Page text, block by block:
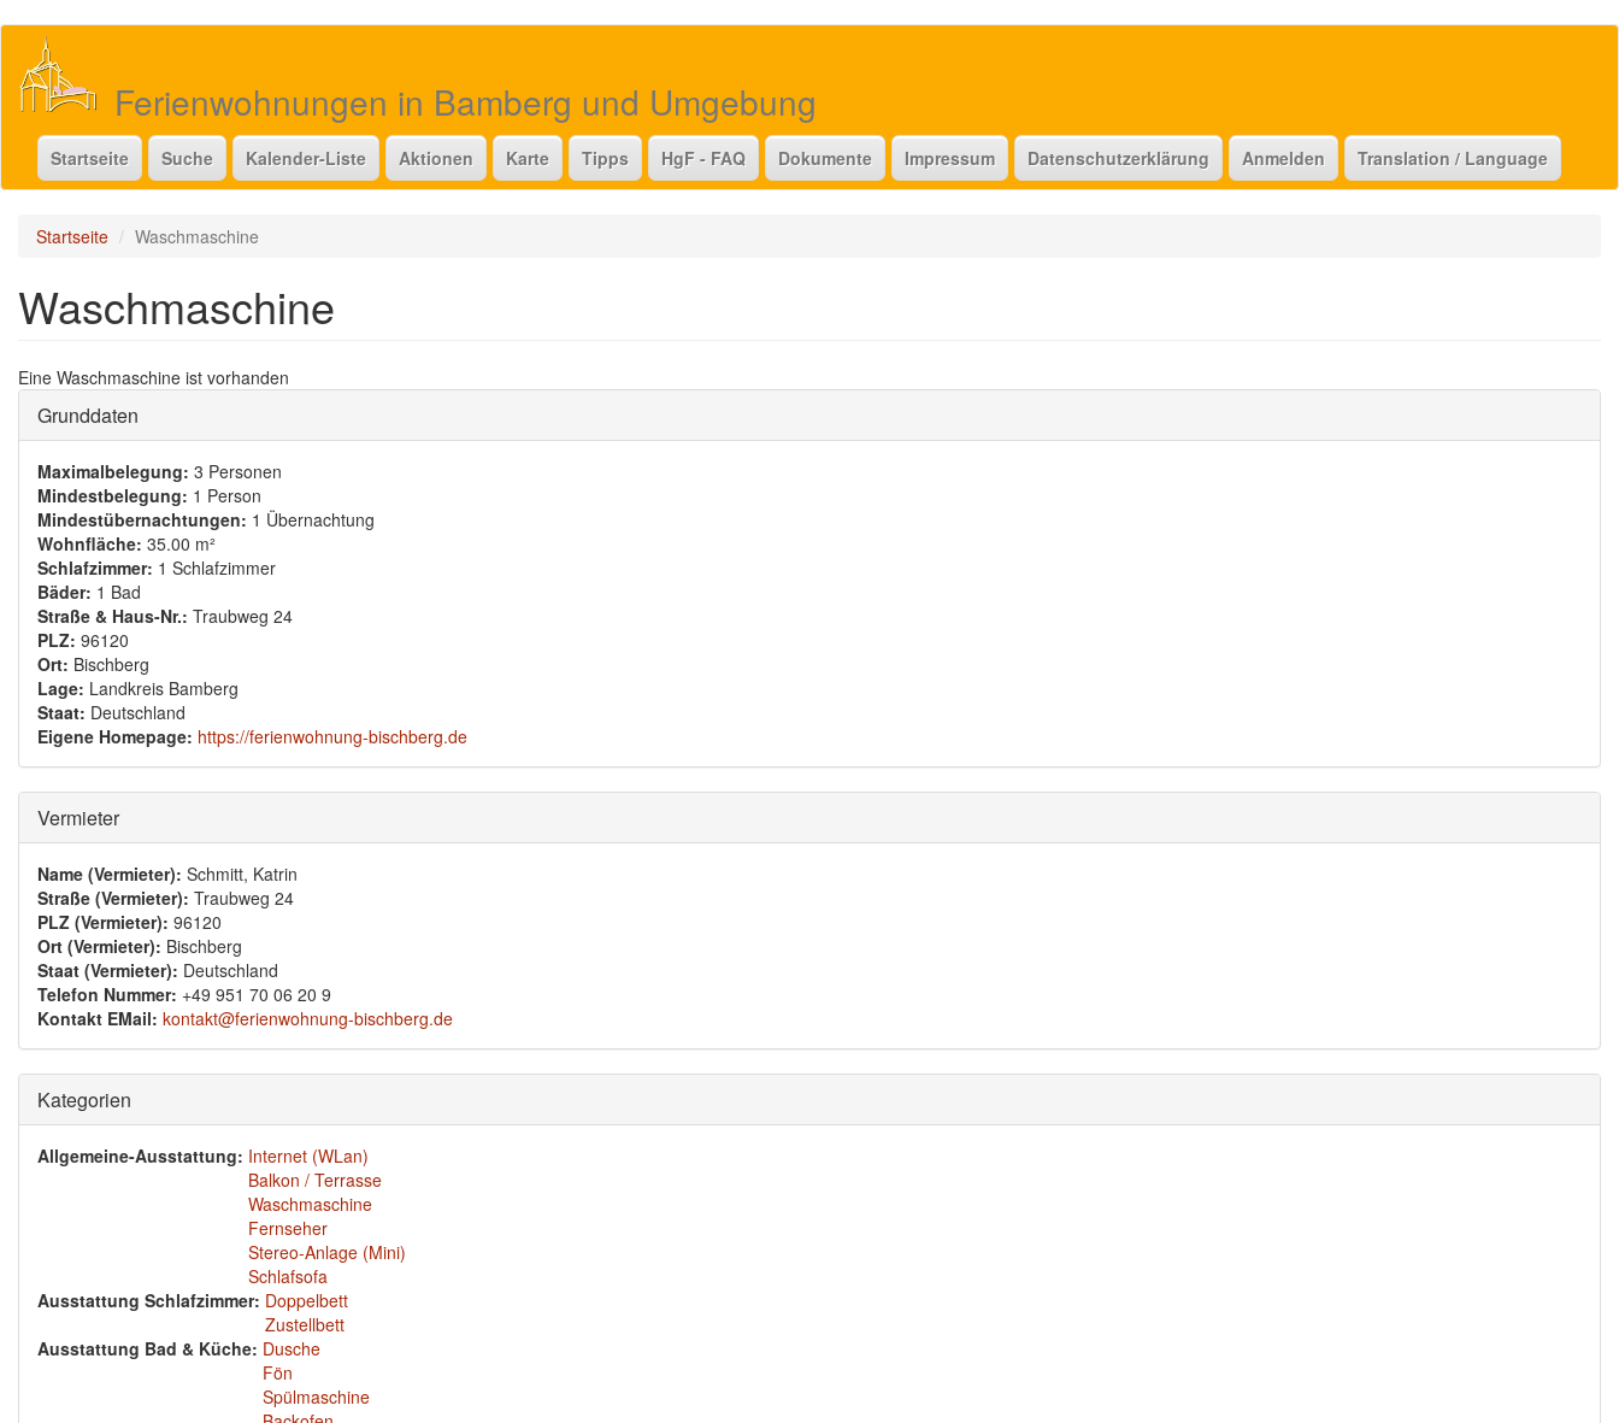
Direkt
Inhalt
Ferienwohnungen in Bamberg und Umgebung
Startseite Suche Kalender-Liste Aktionen Karte Tipps HgF - FAQ Dokumente Impressum Datenschutzerklärung Anmelden Translation / Language
Startseite Waschmaschine
Waschmaschine
Eine Waschmaschine ist vorhanden
Ausblenden
Grunddaten
Maximalbelegung: 3 Personen
Mindestbelegung: 1 Person
Mindestübernachtungen: 1 Übernachtung
Wohnfläche: 35.00 m²
Schlafzimmer: 1 Schlafzimmer
Bäder: 1 Bad
Straße & Haus-Nr.: Traubweg 24
PLZ: 96120
Ort: Bischberg
Lage: Landkreis Bamberg
Staat: Deutschland
Eigene Homepage: https://ferienwohnung-bischberg.de
Ausblenden
Vermieter
Name (Vermieter): Schmitt, Katrin
Straße (Vermieter): Traubweg 24
PLZ (Vermieter): 96120
Ort (Vermieter): Bischberg
Staat (Vermieter): Deutschland
Telefon Nummer: +49 951 70 06 20 9
Kontakt EMail: kontakt@ferienwohnung-bischberg.de
Ausblenden
Kategorien
Allgemeine-Ausstattung: Internet (WLan)
Balkon / Terrasse
Waschmaschine
Fernseher
Stereo-Anlage (Mini)
Schlafsofa
Ausstattung Schlafzimmer: Doppelbett
Zustellbett
Ausstattung Bad & Küche: Dusche
Fön
Spülmaschine